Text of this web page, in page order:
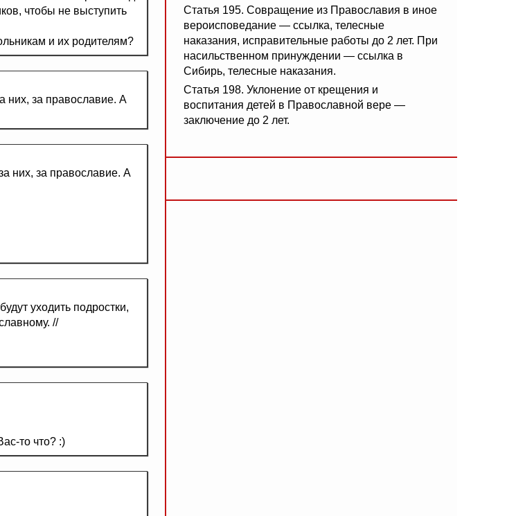
чтобы не выступить
и их родителям?
них, за православие. А
них, за православие. А
уходить подростки,
//
то что? :)
Статья 195. Совращение из Православия в иное
вероисповедание — ссылка, телесные
наказания, исправительные работы до 2 лет. При
насильственном принуждении — ссылка в
Сибирь, телесные наказания.
Статья 198. Уклонение от крещения и
воспитания детей в Православной вере —
заключение до 2 лет.